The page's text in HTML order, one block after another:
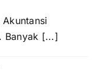
Banyak [...]